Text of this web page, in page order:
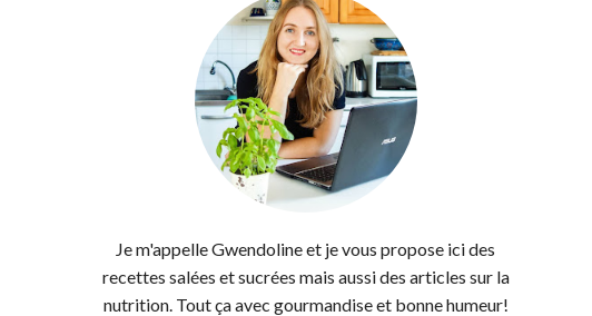
Je m'appelle Gwendoline et je vous propose ici des
recettes salées et sucrées mais aussi des articles sur la
nutrition. Tout ça avec gourmandise et bonne humeur!